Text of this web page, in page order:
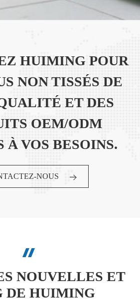
HUIMING POUR
NON TISSÉS DE
ET DES
OEM/ODM
À VOS BESOINS.
NOUS
NOUVELLES ET
DE HUIMING